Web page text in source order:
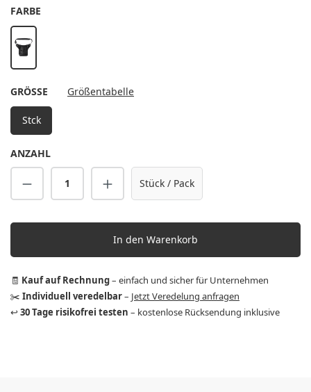
FARBE
schwarz
GRÖSSE AUSWÄHLEN
Größentabelle
Stck
ANZAHL
Produkt Anzahl: Gib den gewünschten
Stück / Pack
In den Warenkorb
🧾 Kauf auf Rechnung– einfach und sicher für Unternehmen
✂️ Individuell veredelbar– Jetzt Veredelung anfragen
↩️ 30 Tage risikofrei testen – kostenlose Rücksendung inklusive